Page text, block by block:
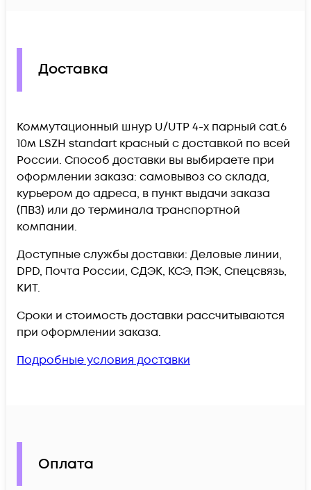
Доставка
Коммутационный шнур U/UTP 4-х парный cat.6
10м LSZH standart красный c доставкой по всей
России. Способ доставки вы выбираете при
оформлении заказа: самовывоз со склада,
курьером до адреса, в пункт выдачи заказа
(ПВЗ) или до терминала транспортной
компании.
Доступные службы доставки: Деловые линии,
DPD, Почта России, СДЭК, КСЭ, ПЭК, Спецсвязь,
КИТ.
Сроки и стоимость доставки рассчитываются
при оформлении заказа.
Подробные условия доставки
Оплата